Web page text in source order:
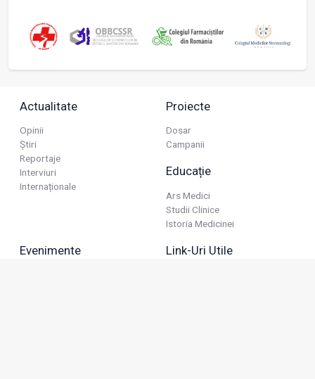
Actualitate
Opinii
Știri
Reportaje
Interviuri
Internaționale
Proiecte
Dosar
Campanii
Educație
Ars Medici
Studii Clinice
Istoria Medicinei
Evenimente Link-Uri Utile